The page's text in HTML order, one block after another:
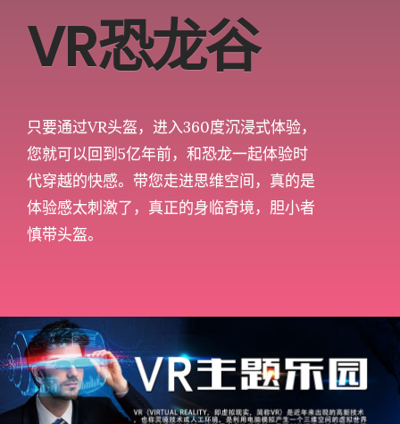
VR恐龙谷
只要通过VR头盔，进入360度沉浸式体验，
您就可以回到5亿年前，和恐龙一起体验时
代穿越的快感。带您走进思维空间，真的是
体验感太刺激了，真正的身临奇境，胆小者
慎带头盔。